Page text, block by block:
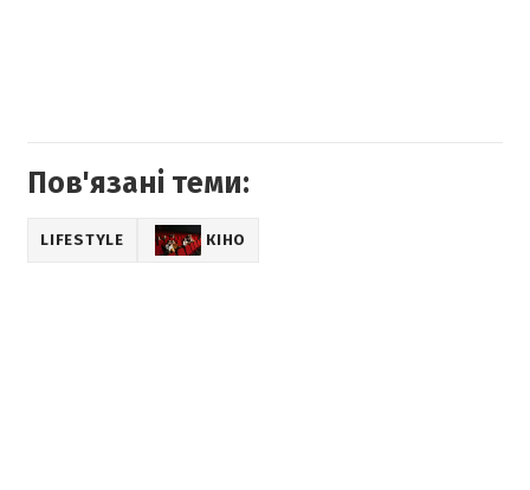
Пов'язані теми:
LIFESTYLE КІНО